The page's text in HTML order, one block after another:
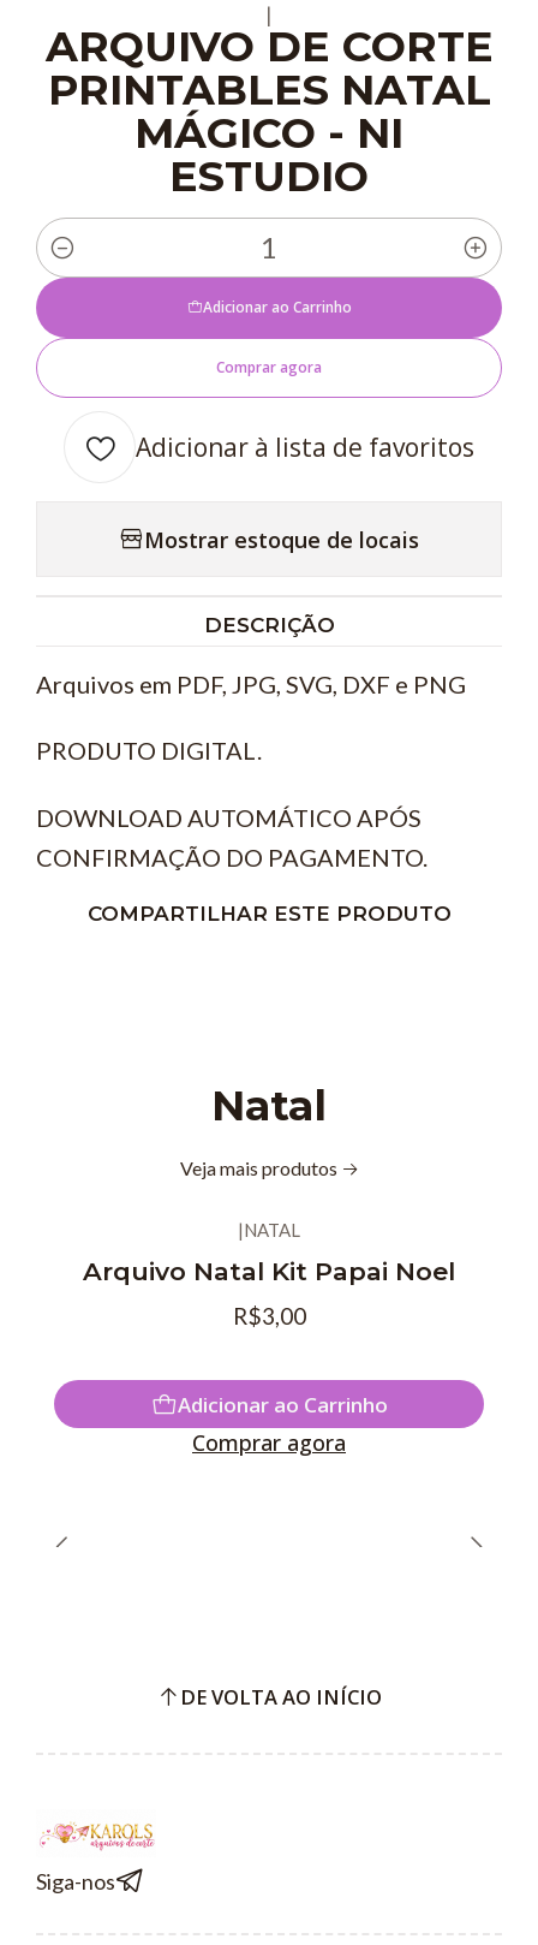
|
ARQUIVO DE CORTE
PRINTABLES NATAL
MÁGICO - NI
ESTUDIO
Quantidade
Adicionar ao Carrinho
Comprar agora
Adicionar à lista de favoritos
Mostrar estoque de locais
DESCRIÇÃO
Arquivos em PDF, JPG, SVG, DXF e PNG
PRODUTO DIGITAL.
DOWNLOAD AUTOMÁTICO APÓS
CONFIRMAÇÃO DO PAGAMENTO.
COMPARTILHAR ESTE PRODUTO
Natal
Veja mais produtos
|NATAL
Arquivo Natal Kit Papai Noel
R$3,00
Adicionar ao Carrinho
Comprar agora
DE VOLTA AO INÍCIO
Siga-nos